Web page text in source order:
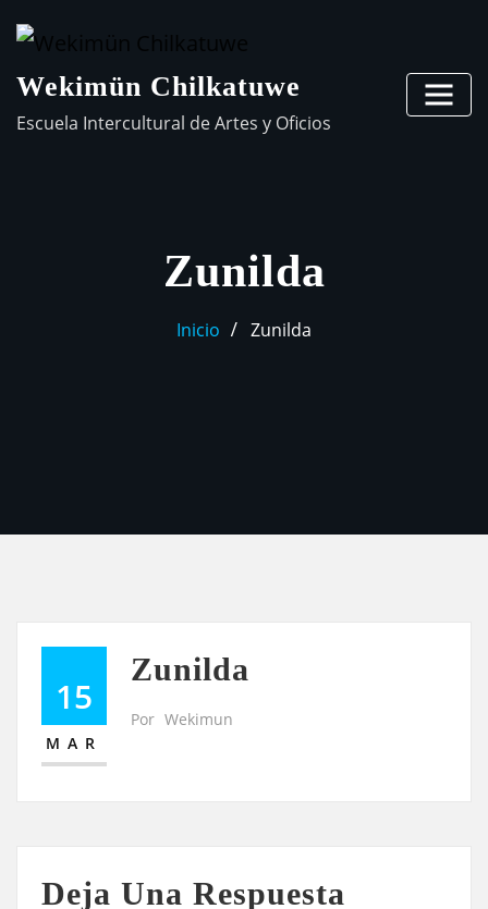
Wekimün Chilkatuwe
Escuela Intercultural de Artes y Oficios
Zunilda
Inicio Zunilda
15
MAR
Zunilda
Por Wekimun
Deja Una Respuesta